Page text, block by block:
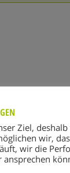
Ziel,
wir,
wir die
ansprechen